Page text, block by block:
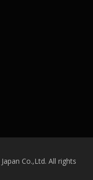
Co.,Ltd. All rights